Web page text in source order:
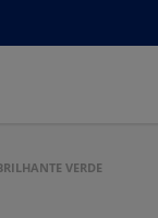
VERDE